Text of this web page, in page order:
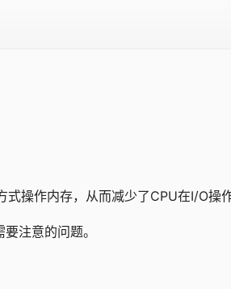
操作内存，从而减少了CPU在I/O操作
注意的问题。